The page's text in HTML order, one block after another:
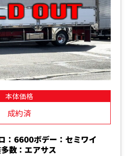
本体価格
成約済
：6600ボデー：セミワイ
数：エアサス